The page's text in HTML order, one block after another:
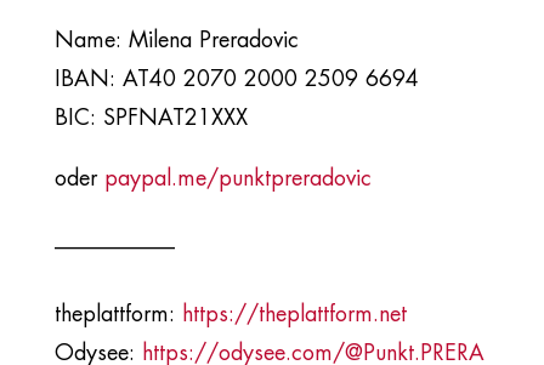
Name: Milena Preradovic
IBAN: AT40 2070 2000 2509 6694
BIC: SPFNAT21XXX
oder paypal.me/punktpreradovic
theplattform:
https://theplattform.net
Odysee:
https://odysee.com/@Punkt.PRERA